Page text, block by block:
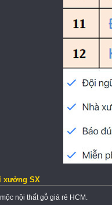
xưởng SX
nội thất gỗ giá rẻ HCM.